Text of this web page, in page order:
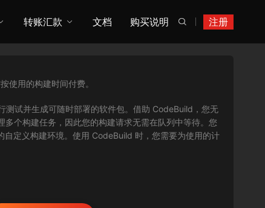
注册

转账汇款 文档 购买说明
使用的构建时间付费。
试并生成可随时部署的软件包。借助 CodeBuild，您无
个构建任务，因此您的构建请求无需在队列中等待。您
定义构建环境。使用 CodeBuild 时，您需要为使用的计